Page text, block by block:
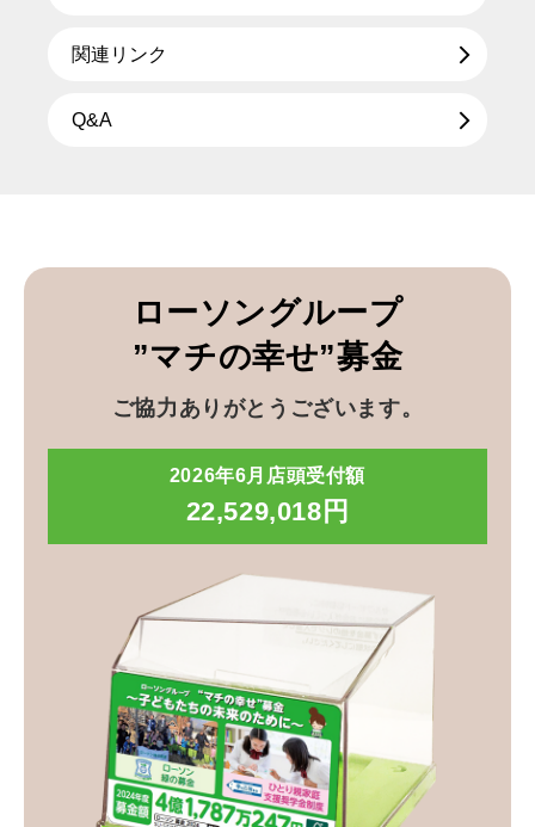
関連リンク
Q&A
ローソングループ
”マチの幸せ”募金
ご協力ありがとうございます。
2026年6月店頭受付額
22,529,018円